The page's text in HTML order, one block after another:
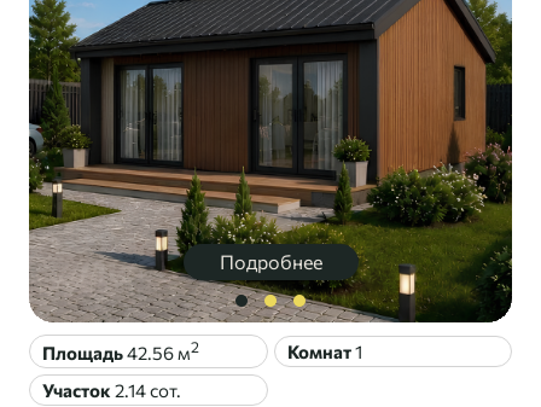
Подробнее
Площадь42.56м2 Комнат1
Участок 2.14сот.